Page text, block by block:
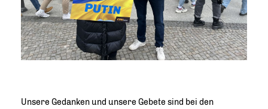
Unsere Gedanken und unsere Gebete sind bei den